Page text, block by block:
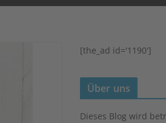
[the_ad id='1190']
Über uns
Dieses Blog wird